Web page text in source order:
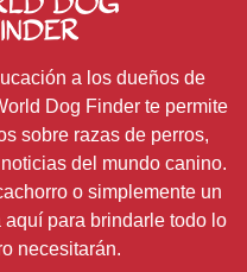
a los dueños de
Dog Finder te permite
sobre razas de perros,
del mundo canino.
o simplemente un
para brindarle todo lo
necesitarán.